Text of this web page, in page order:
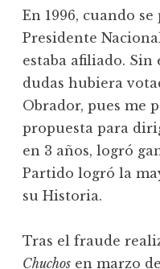
En 1996, cuando
Presidente
estaba afiliado. Sin
dudas hubiera
Obrador, pues me
propuesta para
en 3 años, logró
Partido logró la
su Historia.
Tras el fraude
Chuchos en marzo